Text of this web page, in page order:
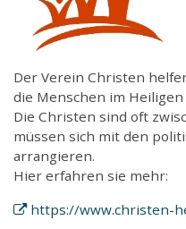
Der Verein Christen
die Menschen im Heiligen
Die Christen sind oft
müssen sich mit den
arrangieren.
Hier erfahren sie mehr:
https://www.christen-